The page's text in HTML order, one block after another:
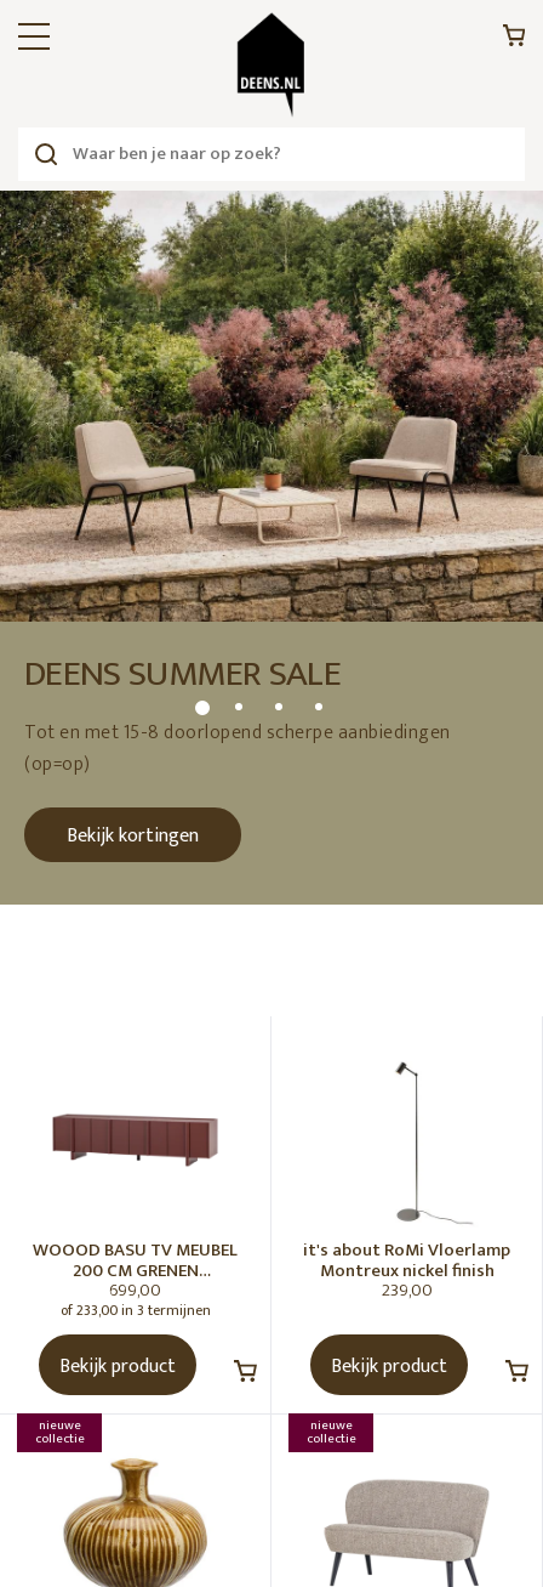
DEENS SUMMER SALE
Tot en met 15-8 doorlopend scherpe aanbiedingen
(op=op)
Bekijk kortingen
WOOOD BASU TV MEUBEL
200 CM GRENEN
BORDEAUXROOD [fsc]
699,00
of 233,00 in 3 termijnen
Bekijk product
it's about RoMi Vloerlamp
Montreux nickel finish
239,00
Bekijk product
nieuwe
collectie
nieuwe
collectie